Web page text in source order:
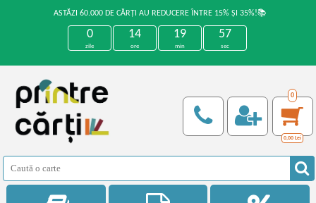
ASTĂZI 60.000 DE CĂRȚI AU REDUCERE ÎNTRE 15% ȘI 35%!📚
0
zile
14
ore
19
min
57
sec
0
0,00 Lei